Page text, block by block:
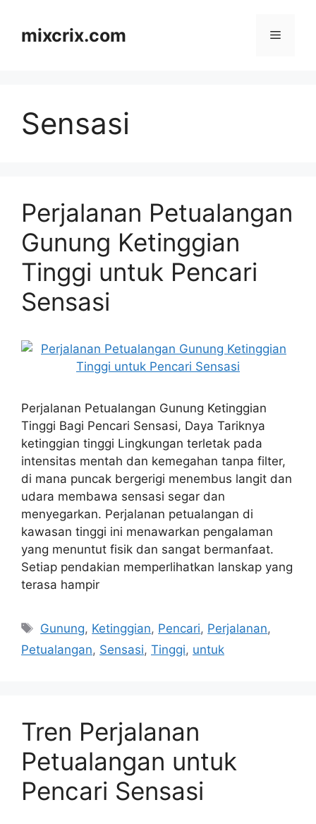
contentmixcrix.com Menu
Sensasi
Perjalanan Petualangan
Gunung Ketinggian
Tinggi untuk Pencari
Sensasi
Perjalanan Petualangan Gunung Ketinggian
Tinggi Bagi Pencari Sensasi, Daya Tariknya
ketinggian tinggi Lingkungan terletak pada
intensitas mentah dan kemegahan tanpa filter,
di mana puncak bergerigi menembus langit dan
udara membawa sensasi segar dan
menyegarkan. Perjalanan petualangan di
kawasan tinggi ini menawarkan pengalaman
yang menuntut fisik dan sangat bermanfaat.
Setiap pendakian memperlihatkan lanskap yang
terasa hampir
Tags
Gunung, Ketinggian, Pencari, Perjalanan,
Petualangan, Sensasi, Tinggi, untuk
Tren Perjalanan
Petualangan untuk
Pencari Sensasi